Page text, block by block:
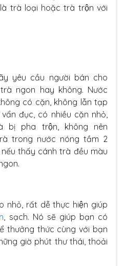
trà loại hoặc trà trộn với
yêu cầu người bán cho
ngon hay không. Nước
có cặn, không lẫn tạp
đục, có nhiều cặn nhỏ,
pha trộn, không nên
trong nước nóng tầm 2
thấy cánh trà đều màu
nhỏ, rất dễ thực hiện giúp
, sạch. Nó sẽ giúp bạn có
thưởng thức cùng với bạn
giờ phút thư thái, thoải